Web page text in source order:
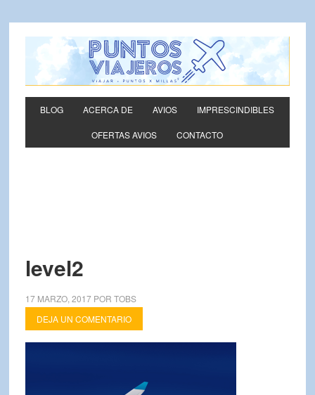
BLOG ACERCA DE AVIOS IMPRESCINDIBLES
OFERTAS AVIOS CONTACTO
level2
17 MARZO, 2017POR TOBS
DEJA UN COMENTARIO